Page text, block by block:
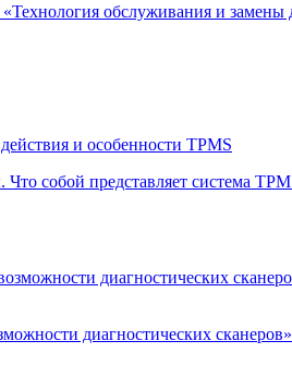
обслуживания и замены
и особенности TPMS
собой представляет система
диагностических сканеров»